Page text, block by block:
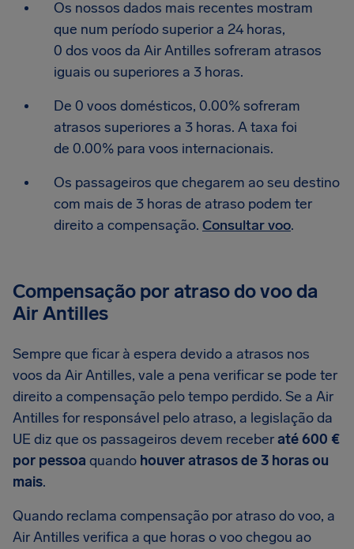
Os nossos dados mais recentes mostram
que num período superior a 24 horas,
0 dos voos da Air Antilles sofreram atrasos
iguais ou superiores a 3 horas.
De 0 voos domésticos, 0.00% sofreram
atrasos superiores a 3 horas. A taxa foi
de 0.00% para voos internacionais.
Os passageiros que chegarem ao seu destino
com mais de 3 horas de atraso podem ter
direito a compensação. Consultar voo.
Compensação por atraso do voo da
Air Antilles
Sempre que ficar à espera devido a atrasos nos
voos da Air Antilles, vale a pena verificar se pode ter
direito a compensação pelo tempo perdido. Se a Air
Antilles for responsável pelo atraso, a legislação da
UE diz que os passageiros devem receberaté 600 €
por pessoa quando houver atrasos de 3 horas ou
mais.
Quando reclama compensação por atraso do voo, a
Air Antilles verifica a que horas o voo chegou ao